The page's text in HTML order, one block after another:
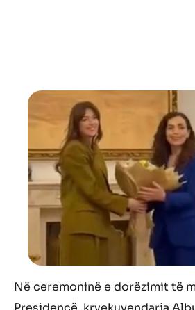
Në ceremoninë e dorëzimit të